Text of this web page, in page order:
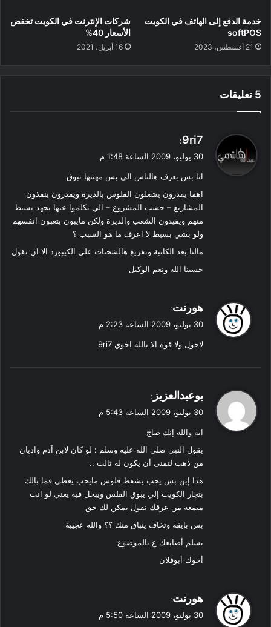
خدمة الدفع إلى الهاتف في الكويت
softPOS
21 أغسطس، 2023
شركات الإنترنت في الكويت تخفض
الأسعار 40%
16 أبريل، 2021
‫5 تعليقات
ي
ل
9ri7
:
30 يوليو، 2009 الساعة 1:48 م
انا بس بعرف هالناس الي بس مهنتها تبوق
اهما يقدرون يشغلون الفلوس بالديرة ويقدرون ينفذون
المشاريع – حسب المشروع – الي تكلموا عنها بجهد بسيط
منهم ويفيدون الشعب والديرة ولكن مايبون يتعبون انفسهم
ولو بشي بسيط لا اعرف ما هو السبب ؟
مالنا بعد الكاتبة وتفريغ هالشحنات على الكيبورد الا ان نقول
حسبنا الله ونعم الوكيل
ل
هورنت:
30 يوليو، 2009 الساعة 2:23 م
لاحول ولا قوة الا بالله اخوي 9ri7
ل
بوعبدالعزيز :
30 يوليو، 2009 الساعة 5:43 م
ايه والله إنك صاج
يقول النبي صلى الله عليه وسلم : لو كان لابن آدم واديان
من ذهب لتمنى أن يكون له ثالث ..
هذا إبن بس يحب يشفط فلوس مايحب يعطي فما بالك
بتجار الكويت إلي يبوق الفلس ويبخل فيه يعني لو انت
ميمعه من عرقك نقول يمكن لك حق
بس بايقه وتخاف ينباق منك ؟؟ والله عجيبة
تسلم أصابعك ع ىالموضوع
أخوك أبوفلان
هورنت:
30 يوليو، 2009 الساعة 5:50 م